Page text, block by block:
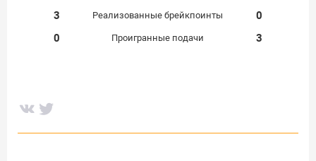
3
Реализованные брейкпоинты
0
0
Проигранные подачи 3